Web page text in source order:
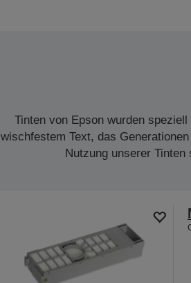
Tinten von Epson wurden
wischfestem Text, das
Nutzung unserer